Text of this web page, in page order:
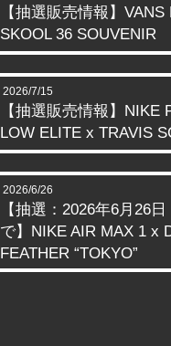
【抽選販売情報】
SKOOL 36 SOUVENIR
2026/7/15
【抽選販売情報】NIKE
LOW ELITE x TRAVIS
2026/6/26
【抽選：2026年6月26
で】NIKE AIR MAX 1 x
FEATHER “TOKYO”